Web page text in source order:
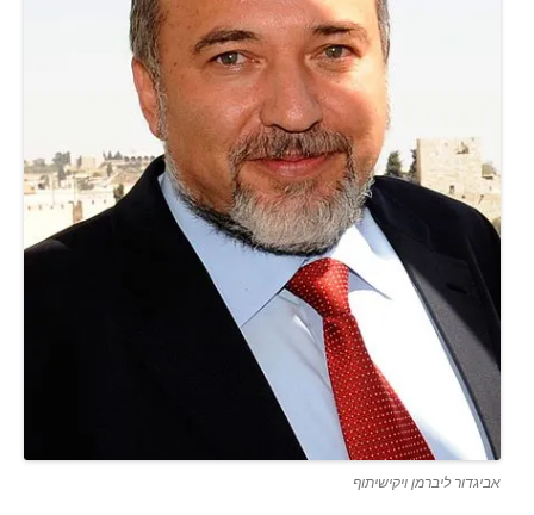
אביגדור ליברמן ויקישיתוף